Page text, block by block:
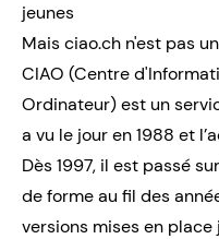
jeunes
Mais ciao.ch n'est pas
CIAO (Centre
Ordinateur) est un
a vu le jour en 1988 et
Dès 1997, il est passé
de forme au fil des
versions mises en place